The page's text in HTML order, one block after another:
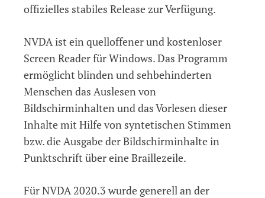
offizielles stabiles Release zur Verfügung.
NVDA ist ein quelloffener und kostenloser
Screen Reader für Windows. Das Programm
ermöglicht blinden und sehbehinderten
Menschen das Auslesen von
Bildschirminhalten und das Vorlesen dieser
Inhalte mit Hilfe von syntetischen Stimmen
bzw. die Ausgabe der Bildschirminhalte in
Punktschrift über eine Braillezeile.
Für NVDA 2020.3 wurde generell an der